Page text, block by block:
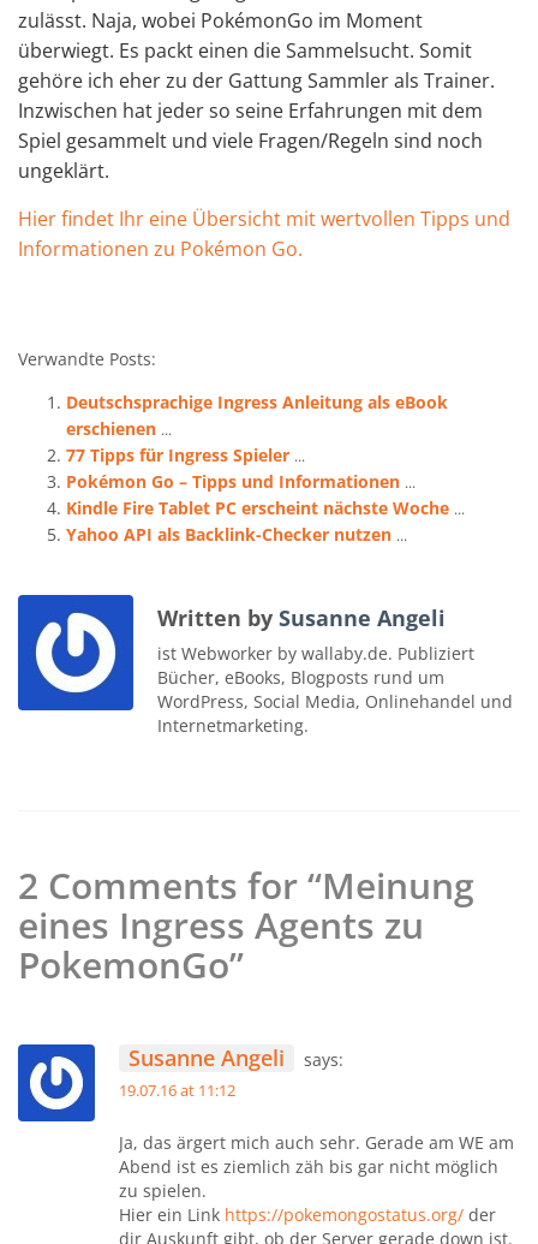
zulässt. Naja, wobei PokémonGo im Moment
überwiegt. Es packt einen die Sammelsucht. Somit
gehöre ich eher zu der Gattung Sammler als Trainer.
Inzwischen hat jeder so seine Erfahrungen mit dem
Spiel gesammelt und viele Fragen/Regeln sind noch
ungeklärt.
Hier findet Ihr eine Übersicht mit wertvollen Tipps und
Informationen zu Pokémon Go.
Verwandte Posts:
Deutschsprachige Ingress Anleitung als eBook
erschienen ...
77 Tipps für Ingress Spieler ...
Pokémon Go – Tipps und Informationen ...
Kindle Fire Tablet PC erscheint nächste Woche ...
Yahoo API als Backlink-Checker nutzen ...
Written by Susanne Angeli
ist Webworker by wallaby.de. Publiziert
Bücher, eBooks, Blogposts rund um
WordPress, Social Media, Onlinehandel und
Internetmarketing.
2 Comments for “Meinung
eines Ingress Agents zu
PokemonGo”
Susanne Angeli says:
19.07.16 at 11:12
Ja, das ärgert mich auch sehr. Gerade am WE am
Abend ist es ziemlich zäh bis gar nicht möglich
zu spielen.
Hier ein Link https://pokemongostatus.org/ der
dir Auskunft gibt, ob der Server gerade down ist.